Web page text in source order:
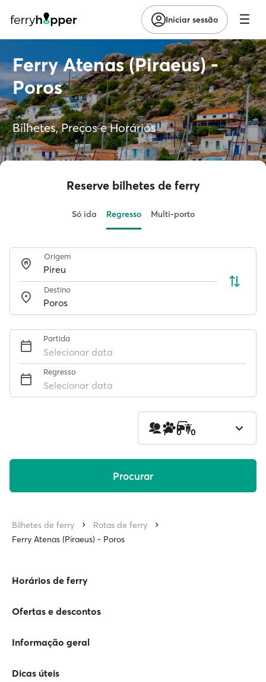
Iniciar sessão
Ferry Atenas (Piraeus) -
Poros
Bilhetes, Preços e Horários
Reserve bilhetes de ferry
Só ida Regresso Multi-porto
Origem
Destino
Partida
Selecionar data
Regresso
Selecionar data
1 0 0
Procurar
Bilhetes de ferry
Rotas de ferry
Ferry Atenas (Piraeus) - Poros
Horários de ferry
Ofertas e descontos
Informação geral
Dicas úteis